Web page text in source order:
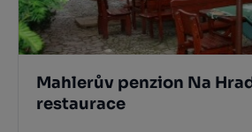
Mahlerův penzion Na
restaurace